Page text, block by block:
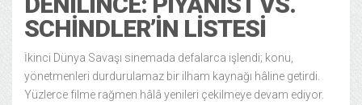
SCHİNDLER’İN LİSTESİ
İkinci Dünya Savaşı sinemada defalarca işlendi; konu,
yönetmenleri durdurulamaz bir ilham kaynağı hâline getirdi.
Yüzlerce filme rağmen hâlâ yenileri çekilmeye devam ediyor.